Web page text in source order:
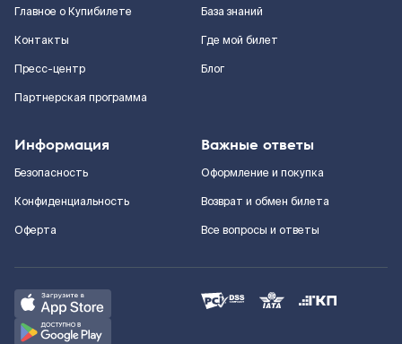
Главное о Купибилете
Контакты
Пресс-центр
Партнерская программа
База знаний
Где мой билет
Блог
Информация
Безопасность
Конфиденциальность
Оферта
Важные ответы
Оформление и покупка
Возврат и обмен билета
Все вопросы и ответы